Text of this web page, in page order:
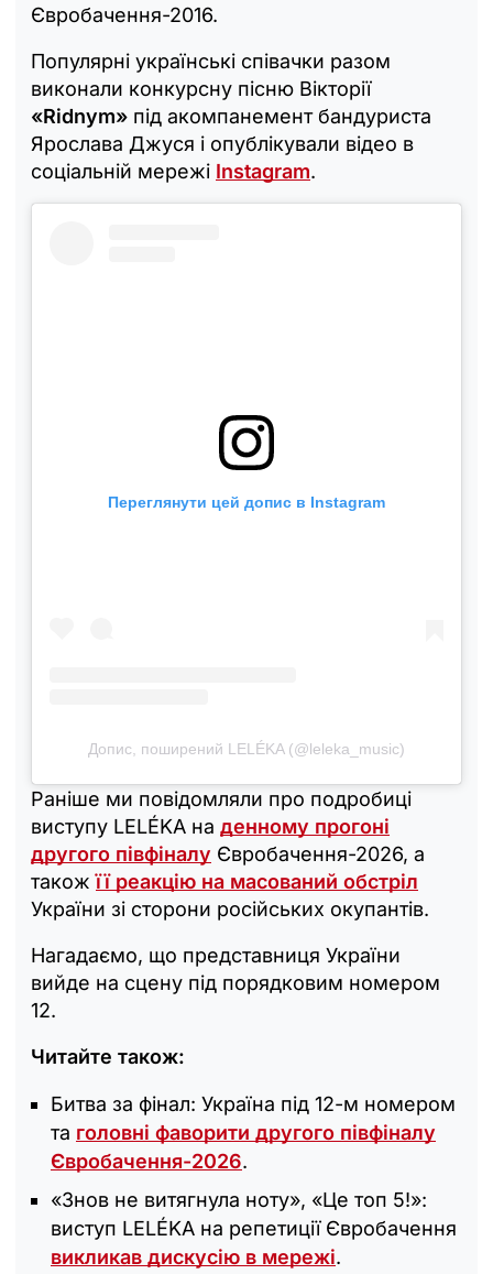
Євробачення-2016.
Популярні українські співачки разом
виконали конкурсну пісню Вікторії
«Ridnym» під акомпанемент бандуриста
Ярослава Джуся і опублікували відео в
соціальній мережі Instagram.
Переглянути цей допис в Instagram
Допис, поширений LELÉKA (@leleka_music)
Раніше ми повідомляли про подробиці
виступу LELÉKA на денному прогоні
другого півфіналу Євробачення-2026, а
такожїї реакцію на масований обстріл
України зі сторони російських окупантів.
Нагадаємо, що представниця України
вийде на сцену під порядковим номером
12.
Читайте також:
Битва за фінал: Україна під 12-м номером
та головні фаворити другого півфіналу
Євробачення-2026.
«Знов не витягнула ноту», «Це топ 5!»:
виступ LELÉKA на репетиції Євробачення
викликав дискусію в мережі.